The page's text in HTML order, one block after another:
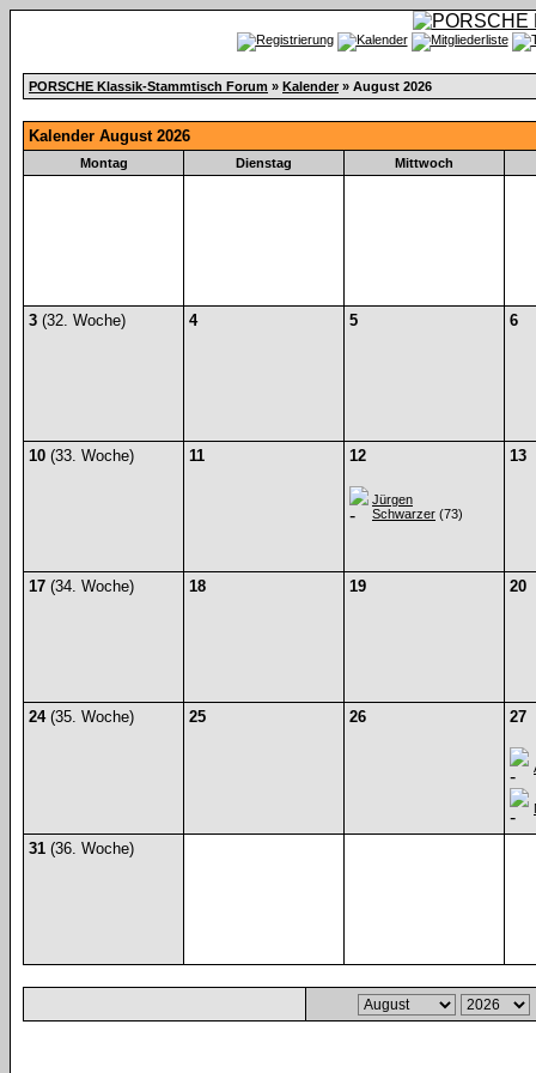
PORSCHE Klassik-Stammtisch Forum » Kalender » August 2026
Kalender August 2026
Montag Dienstag Mittwoch
3 (32. Woche) 4 5 6
10 (33. Woche) 11 12
Jürgen
Schwarzer (73)
13
17 (34. Woche) 18 19 20
24(35. Woche) 25 26 27
31 (36. Woche)